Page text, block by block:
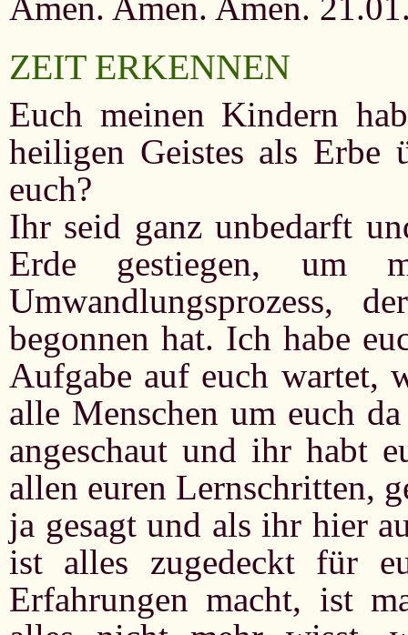
ZEIT ERKENNEN
Euch meinen Kindern
heiligen Geistes als Erbe
euch?
Ihr seid ganz unbedarft
Erde gestiegen, um
Umwandlungsprozess,
begonnen hat. Ich habe
Aufgabe auf euch wartet,
alle Menschen um euch
angeschaut und ihr habt
allen euren Lernschritten,
ja gesagt und als ihr hier
ist alles zugedeckt für
Erfahrungen macht, ist